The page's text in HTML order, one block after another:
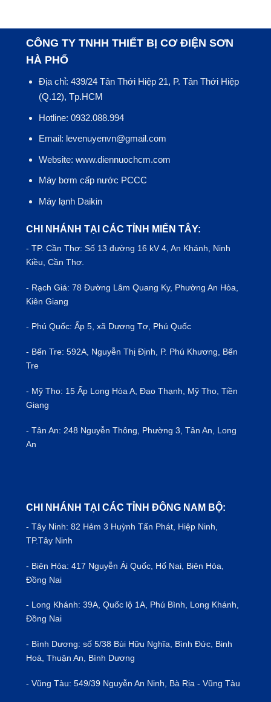
CÔNG TY TNHH THIẾT BỊ CƠ ĐIỆN SƠN
HÀ PHỐ
Địa chỉ: 439/24 Tân Thới Hiệp 21, P. Tân Thới Hiệp
(Q.12), Tp.HCM
Hotline: 0932.088.994
Email: levenuyenvn@gmail.com
Website: www.diennuochcm.com
Máy bơm cấp nước PCCC
Máy lạnh Daikin
CHI NHÁNH TẠI CÁC TỈNH MIẾN TÂY:
- TP.Cần Thơ: Số 13 đường 16 kV 4, An Khánh, Ninh
Kiều, Cần Thơ.
- Rạch Giá: 78 Đường Lâm Quang Ky, Phường An Hòa,
Kiên Giang
- Phú Quốc: Ấp 5, xã Dương Tơ, Phú Quốc
- Bến Tre: 592A, Nguyễn Thị Định, P. Phú Khương, Bến
Tre
- Mỹ Tho: 15 Ấp Long Hòa A, Đạo Thạnh, Mỹ Tho, Tiền
Giang
- Tân An: 248 Nguyễn Thông, Phường 3, Tân An, Long
An
CHI NHÁNH TẠI CÁC TỈNH ĐÔNG NAM BỘ:
- Tây Ninh: 82 Hẻm 3 Huỳnh Tấn Phát, Hiệp Ninh,
TP.Tây Ninh
- Biên Hòa: 417 Nguyễn Ái Quốc, Hố Nai, Biên Hòa,
Đồng Nai
- Long Khánh: 39A, Quốc lộ 1A, Phú Bình, Long Khánh,
Đồng Nai
- Bình Dương: số 5/38 Bùi Hữu Nghĩa, Bình Đức, Binh
Hoà, Thuận An, Bình Dương
- Vũng Tàu: 549/39 Nguyễn An Ninh, Bà Rịa - Vũng Tàu